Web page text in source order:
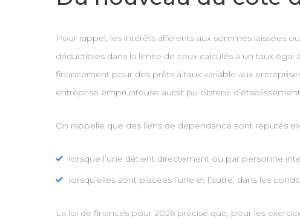
Pour rappel, les intérêts afférents aux sommes laissées
déductibles dans la limite de ceux calculés à un taux
financement pour des prêts à taux variable aux
entreprise emprunteuse aurait pu obtenir
On rappelle que des liens de dépendance sont réputés
lorsque l’une détient directement ou par personne
lorsqu’elles sont placées l’une et l’autre, dans les
La loi de finances pour 2026 précise que, pour les